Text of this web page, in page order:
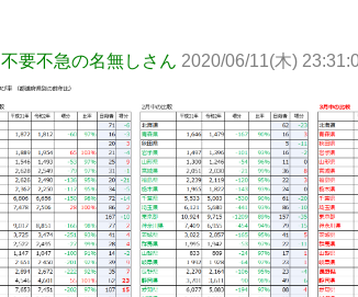
不要不急の名無しさん 2020/06/11(木)